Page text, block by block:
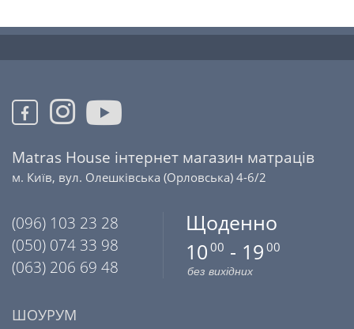
Matras House інтернет магазин матраців
м. Київ, вул. Олешківська (Орловська) 4-6/2
(096) 103 23 28
(050) 074 33 98
(063) 206 69 48
Щоденно
10 00 - 19 00
без вихідних
ШОУРУМ